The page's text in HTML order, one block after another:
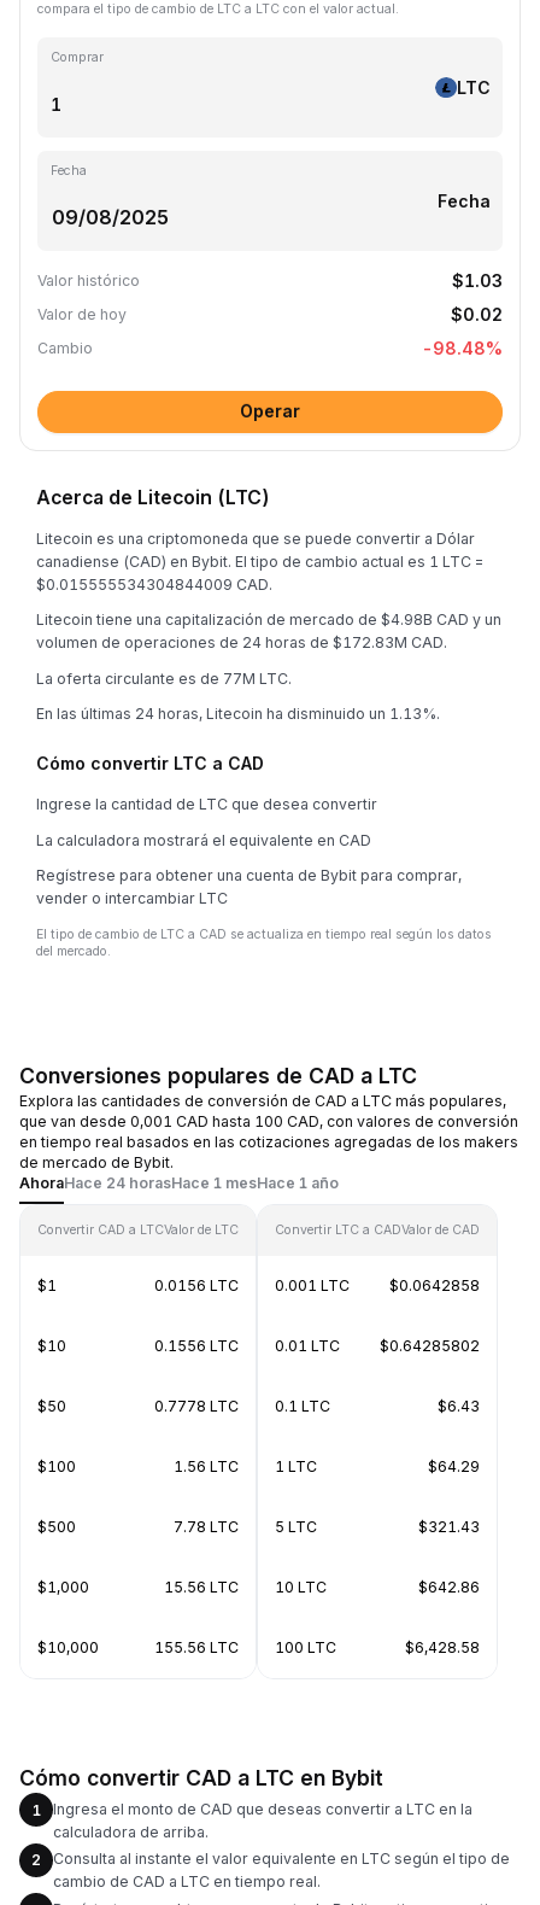
compara el tipo de cambio de LTC a LTC con el valor actual.
Comprar
LTC
Fecha
Fecha
Valor histórico $1.03
Valor de hoy $0.02
Cambio -98.48%
Operar
Acerca de Litecoin (LTC)
Litecoin es una criptomoneda que se puede convertir a Dólar
canadiense (CAD) en Bybit. El tipo de cambio actual es 1 LTC =
$0.015555534304844009 CAD.
Litecoin tiene una capitalización de mercado de $4.98B CAD y un
volumen de operaciones de 24 horas de $172.83M CAD.
La oferta circulante es de 77M LTC.
En las últimas 24 horas, Litecoin ha disminuido un 1.13%.
Cómo convertir LTC a CAD
Ingrese la cantidad de LTC que desea convertir
La calculadora mostrará el equivalente en CAD
Regístrese para obtener una cuenta de Bybit para comprar,
vender o intercambiar LTC
El tipo de cambio de LTC a CAD se actualiza en tiempo real según los datos
del mercado.
Conversiones populares de CAD a LTC
Explora las cantidades de conversión de CAD a LTC más populares,
que van desde 0,001 CAD hasta 100 CAD, con valores de conversión
en tiempo real basados en las cotizaciones agregadas de los makers
de mercado de Bybit.
AhoraHace 24 horasHace 1 mesHace 1 año
Convertir CAD a LTCValor de LTC
$1 0.0156 LTC
$10 0.1556 LTC
$50 0.7778 LTC
$100 1.56 LTC
$500 7.78 LTC
$1,000 15.56 LTC
$10,000 155.56 LTC
Convertir LTC a CADValor de CAD
0.001 LTC $0.0642858
0.01 LTC $0.64285802
0.1 LTC $6.43
1 LTC $64.29
5 LTC $321.43
10 LTC $642.86
100 LTC $6,428.58
Cómo convertir CAD a LTC en Bybit
1
Ingresa el monto de CAD que deseas convertir a LTC en la
calculadora de arriba.
2
Consulta al instante el valor equivalente en LTC según el tipo de
cambio de CAD a LTC en tiempo real.